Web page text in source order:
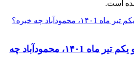
است.
فردا سه شنبه بیست و یکم تیر ماه ۱۴۰1، محمودآباد چه